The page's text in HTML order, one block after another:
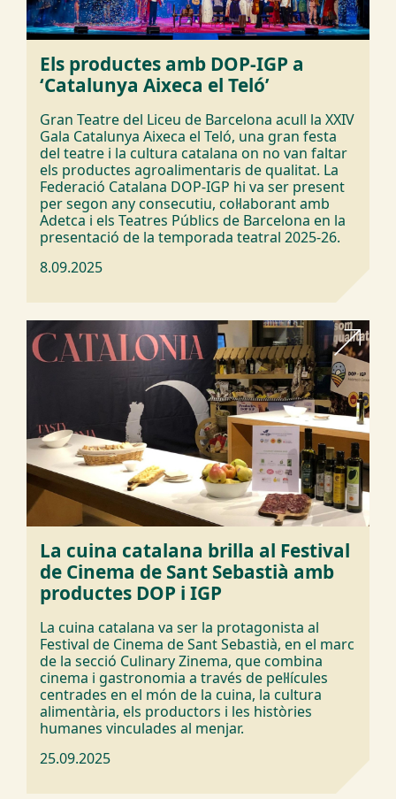
Els productes amb DOP-IGP a
‘Catalunya Aixeca el Teló’
Gran Teatre del Liceu de Barcelona acull la XXIV
Gala Catalunya Aixeca el Teló, una gran festa
del teatre i la cultura catalana on no van faltar
els productes agroalimentaris de qualitat. La
Federació Catalana DOP-IGP hi va ser present
per segon any consecutiu, col·laborant amb
Adetca i els Teatres Públics de Barcelona en la
presentació de la temporada teatral 2025-26.
8.09.2025
La cuina catalana brilla al Festival
de Cinema de Sant Sebastià amb
productes DOP i IGP
La cuina catalana va ser la protagonista al
Festival de Cinema de Sant Sebastià, en el marc
de la secció Culinary Zinema, que combina
cinema i gastronomia a través de pel·lícules
centrades en el món de la cuina, la cultura
alimentària, els productors i les històries
humanes vinculades al menjar.
25.09.2025